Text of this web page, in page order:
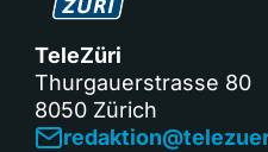
TeleZüri
Thurgauerstrasse 80
8050 Zürich